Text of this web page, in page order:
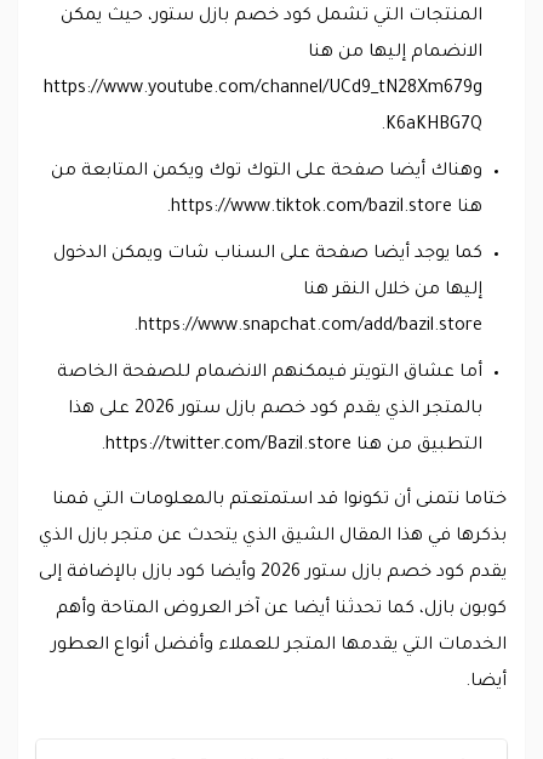
المنتجات التي تشمل كود خصم بازل ستور، حيث يمكن
الانضمام إليها من هنا
https://www.youtube.com/channel/UCd9_tN28Xm679g
K6aKHBG7Q.
وهناك أيضا صفحة على التوك توك ويكمن المتابعة من
هنا https://www.tiktok.com/bazil.store.
كما يوجد أيضا صفحة على السناب شات ويمكن الدخول
إليها من خلال النقر هنا
https://www.snapchat.com/add/bazil.store.
أما عشاق التويتر فيمكنهم الانضمام للصفحة الخاصة
بالمتجر الذي يقدم كود خصم بازل ستور 2026 على هذا
التطبيق من هنا https://twitter.com/Bazil.store.
ختاما نتمنى أن تكونوا قد استمتعتم بالمعلومات التي قمنا
بذكرها في هذا المقال الشيق الذي يتحدث عن متجر بازل الذي
يقدم كود خصم بازل ستور 2026 وأيضا كود بازل بالإضافة إلى
كوبون بازل، كما تحدثنا أيضا عن آخر العروض المتاحة وأهم
الخدمات التي يقدمها المتجر للعملاء وأفضل أنواع العطور
أيضا.